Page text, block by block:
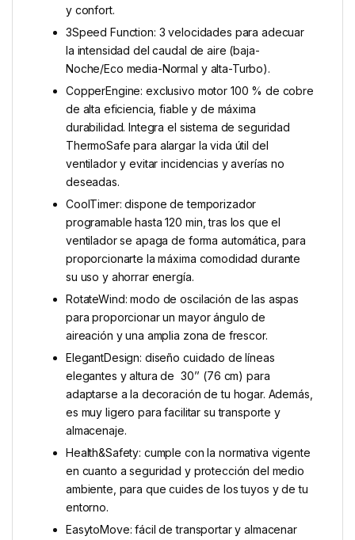
y confort.
3Speed Function: 3 velocidades para adecuar
la intensidad del caudal de aire (baja-
Noche/Eco media-Normal y alta-Turbo).
CopperEngine: exclusivo motor 100 % de cobre
de alta eficiencia, fiable y de máxima
durabilidad. Integra el sistema de seguridad
ThermoSafe para alargar la vida útil del
ventilador y evitar incidencias y averías no
deseadas.
CoolTimer: dispone de temporizador
programable hasta 120 min, tras los que el
ventilador se apaga de forma automática, para
proporcionarte la máxima comodidad durante
su uso y ahorrar energía.
RotateWind: modo de oscilación de las aspas
para proporcionar un mayor ángulo de
aireación y una amplia zona de frescor.
ElegantDesign: diseño cuidado de líneas
elegantes y altura de 30’’ (76 cm) para
adaptarse a la decoración de tu hogar. Además,
es muy ligero para facilitar su transporte y
almacenaje.
Health&Safety: cumple con la normativa vigente
en cuanto a seguridad y protección del medio
ambiente, para que cuides de los tuyos y de tu
entorno.
EasytoMove: fácil de transportar y almacenar